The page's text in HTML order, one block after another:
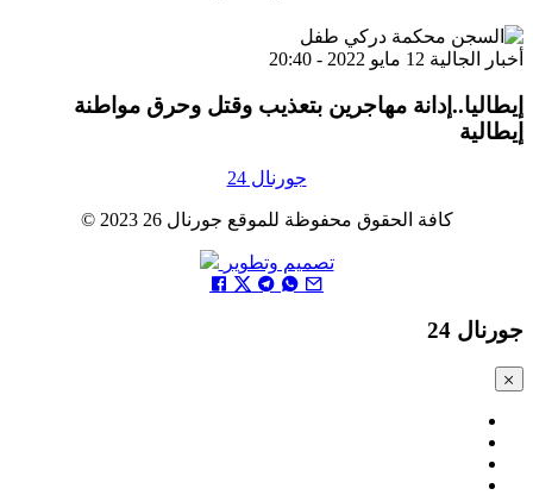
أخبار الجالية 12 مايو 2022 - 20:40
إيطاليا..إدانة مهاجرين بتعذيب وقتل وحرق مواطنة
إيطالية
Loading...جورنال 24
كافة الحقوق محفوظة للموقع جورنال 26 2023 ©
تصميم وتطوير
جورنال 24
Close
modal